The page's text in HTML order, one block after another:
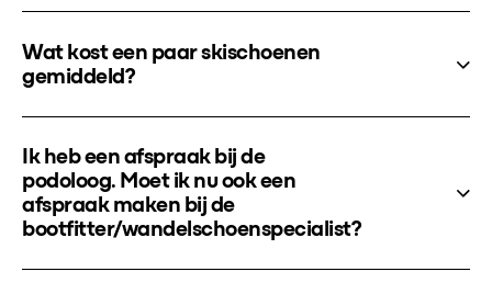
Wat kost een paar skischoenen
gemiddeld?
Ik heb een afspraak bij de
podoloog. Moet ik nu ook een
afspraak maken bij de
bootfitter/wandelschoenspecialist?